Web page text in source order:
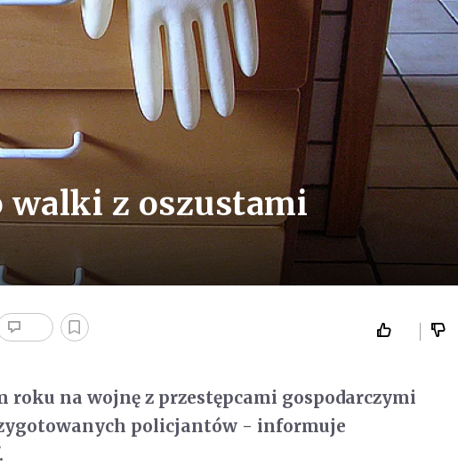
walki z oszustami
roku na wojnę z przestępcami gospodarczymi
policjantów - informuje